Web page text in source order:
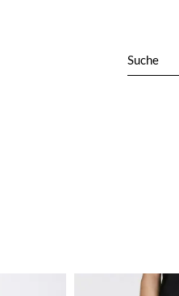
Suche